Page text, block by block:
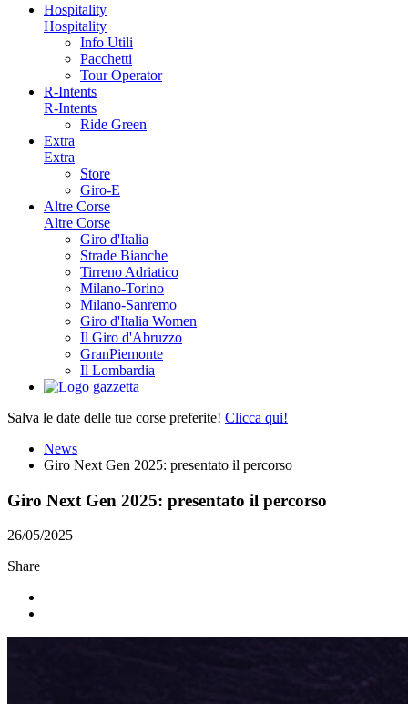
Hospitality
Hospitality
Info Utili
Pacchetti
Tour Operator
R-Intents
R-Intents
Ride Green
Extra
Extra
Store
Giro-E
Altre Corse
Altre Corse
Giro d'Italia
Strade Bianche
Tirreno Adriatico
Milano-Torino
Milano-Sanremo
Giro d'Italia Women
Il Giro d'Abruzzo
GranPiemonte
Il Lombardia
Salva le date delle tue corse preferite! Clicca qui!
News
Giro Next Gen 2025: presentato il percorso
Giro Next Gen 2025: presentato il percorso
26/05/2025
Share